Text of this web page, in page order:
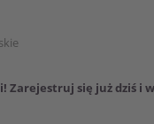
Zarejestruj się już dziś i